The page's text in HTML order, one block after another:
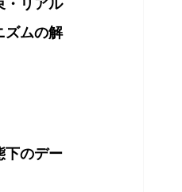
ズムの解
下のデー